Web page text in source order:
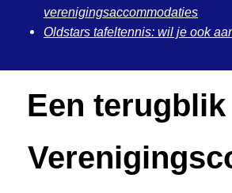
verenigingsaccommodaties
Oldstars tafeltennis: wil je ook
Een